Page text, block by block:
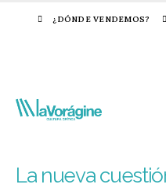
¿DÓNDE VENDEMOS?
La nueva